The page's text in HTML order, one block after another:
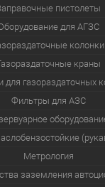
пистолеты
для АГЗС
колонки
краны
для газораздаточных
Фильтры для АЗС
Метрология
заземления